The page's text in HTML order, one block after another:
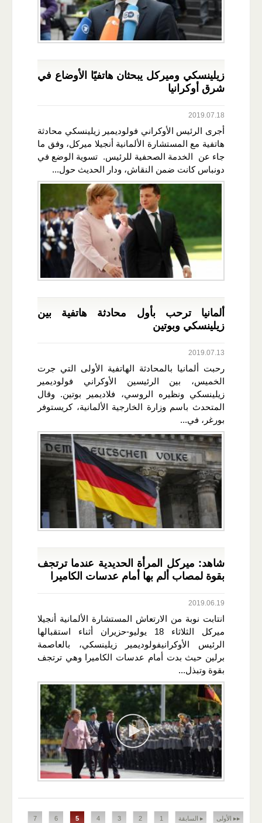
زيلينسكي وميركل يبحثان هاتفيًا الأوضاع في
شرق أوكرانيا
2019.07.18
أجرى الرئيس الأوكراني فولوديمير زيلينسكي محادثة
هاتفية مع المستشارة الألمانية أنجيلا ميركل، وفق ما
جاء عن الخدمة الصحفية للرئيس. تسوية الوضع في
دونباس كانت ضمن النقاش، ودار الحديث حول...
ألمانيا ترحب بأول محادثة هاتفية بين
زيلينسكي وبوتين
2019.07.13
رحبت ألمانيا بالمحادثة الهاتفية الأولى التي جرت
الخميس، بين الرئيسين الأوكراني فولوديمير
زيلينسكي ونظيره الروسي، فلاديمير بوتين. وقال
المتحدث باسم وزارة الخارجية الألمانية، كريستوفر
بورغر، في...
شاهد: ميركل المرأة الحديدية عندما ترتجف
بقوة لمصاب ألم بها أمام عدسات الكاميرا
2019.06.19
انتابت نوبة من الارتعاش المستشارة الألمانية أنجيلا
ميركل الثلاثاء 18 يوليو-حزيران أثناء استقبالها
الرئيس الأوكرانيفولوديمير زيلينسكي، بالعاصمة
برلين حيث بدت أمام عدسات الكاميرا وهي ترتجف
بقوة وتبذل...
الصفحات
▸▸ الأولى ▸ السابقة 1
2
3
4
5
6
7